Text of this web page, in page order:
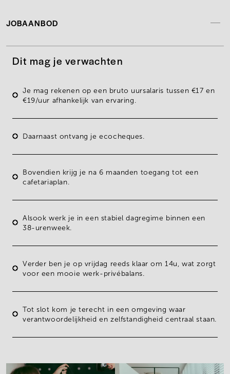
JOBAANBOD
Dit mag je verwachten
Je mag rekenen op een bruto uursalaris tussen €17 en
€19/uur afhankelijk van ervaring.
Daarnaast ontvang jeecocheques.
Bovendien krijg je na 6 maanden toegang tot een
cafetariaplan
Alsook werk je in een stabiel dagregime binnen een
38-urenweek.
Verder ben je op vrijdag reeds klaar om 14u
, wat zorgt
voor een mooie werk-privébalans.
Tot slot kom je terecht in een omgeving waar
verantwoordelijkheid en zelfstandigheid centraal staan.